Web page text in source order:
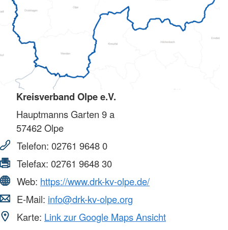
Kreisverband Olpe e.V.
Hauptmanns Garten 9 a
57462Olpe
Telefon: 02761 9648 0
Telefax: 02761 9648 30
Web: https://www.drk-kv-olpe.de/
E-Mail: info@drk-kv-olpe.org
Karte: Link zur Google Maps Ansicht